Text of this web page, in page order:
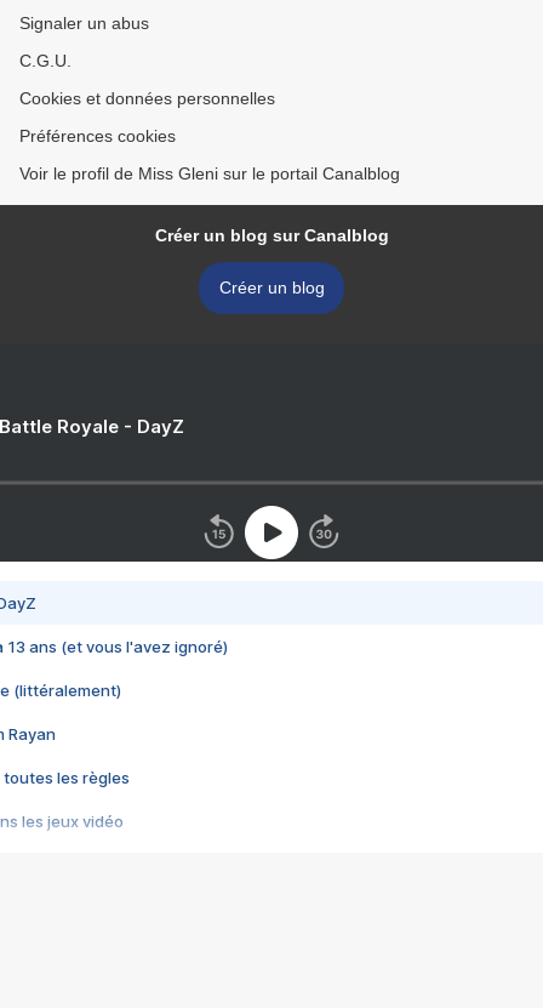
Signaler un abus
C.G.U.
Cookies et données personnelles
Préférences cookies
Voir le profil de Miss Gleni sur le portail Canalblog
Créer un blog sur Canalblog
Créer un blog
Royale - DayZ
13 ans (et vous l'avez ignoré)
(littéralement)
Rayan
toutes les règles
les jeux vidéo